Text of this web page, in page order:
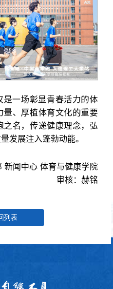
是一场彰显青春活力的体
量、厚植体育文化的重要
之名，传递健康理念，弘
发展注入蓬勃动能。
新闻中心 体育与健康学院
审核：赫铭
列表